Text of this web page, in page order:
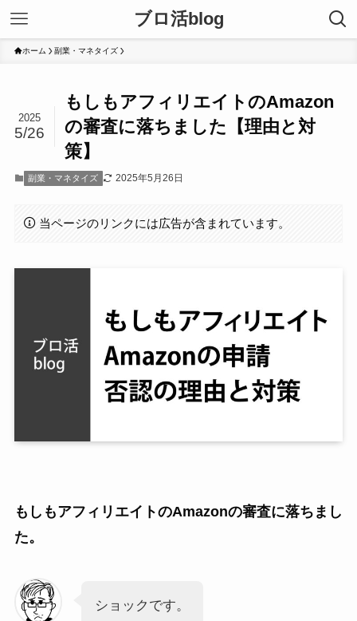
ブロ活blog
ホーム 副業・マネタイズ
もしもアフィリエイトのAmazon
の審査に落ちました【理由と対
策】
2025
5/26
副業・マネタイズ 2025年5月26日
当ページのリンクには広告が含まれています。
もしもアフィリエイトのAmazonの審査に落ちまし
た。
ショックです。